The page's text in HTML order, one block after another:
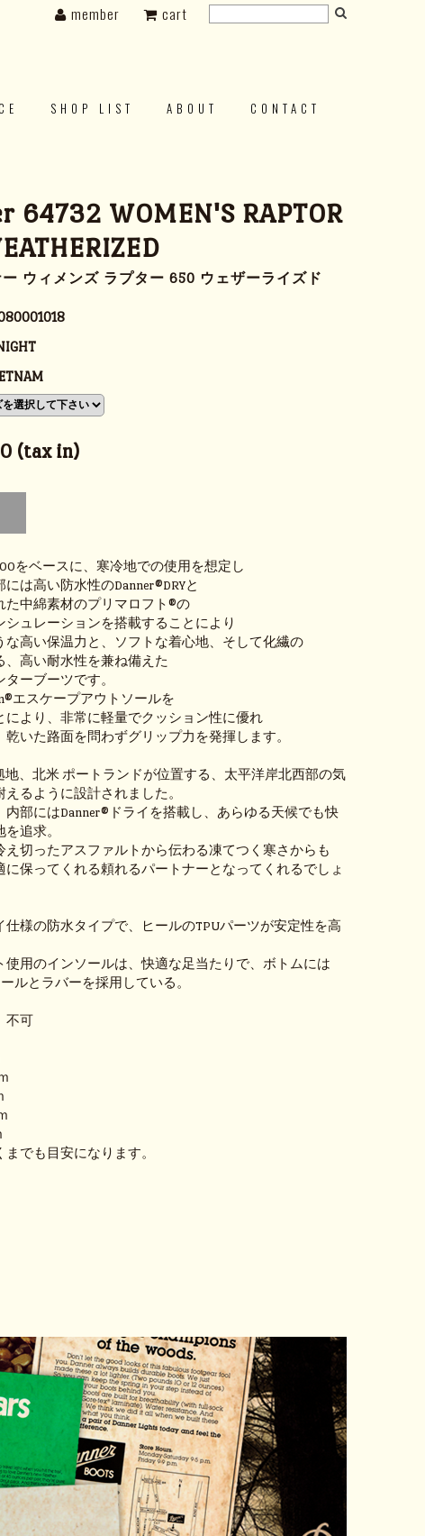
SHOP LIST ABOUT CONTACT
member cart
64732 WOMEN'S RAPTOR
ウィメンズ ラプター 650 ウェザーライズド
(tax in)
をベースに、寒冷地での使用を想定し
は高い防水性のDanner®DRYと
た中綿素材のプリマロフト®の
シュレーションを搭載することにより
な高い保温力と、ソフトな着心地、そして化繊の
、高い耐水性を兼ね備えた
ーブーツです。
エスケープアウトソールを
により、非常に軽量でクッション性に優れ
乾いた路面を問わずグリップ力を発揮します。
地、北米 ポートランドが位置する、太平洋岸北西部の気
えるように設計されました。
内部にはDanner®ドライを搭載し、あらゆる天候でも快
追求。
え切ったアスファルトから伝わる凍てつく寒さからも
に保ってくれる頼れるパートナーとなってくれるでしょ
仕様の防水タイプで、ヒールのTPUパーツが安定性を高
使用のインソールは、快適な足当たりで、ボトムには
ルとラバーを採用している。
不可
でも目安になります。